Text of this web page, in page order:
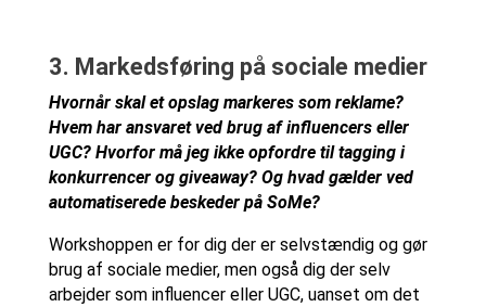
3. Markedsføring på sociale medier
Hvornår skal et opslag markeres som reklame?
Hvem har ansvaret ved brug af influencers eller
UGC? Hvorfor må jeg ikke opfordre til tagging i
konkurrencer og giveaway? Og hvad gælder ved
automatiserede beskeder på SoMe?
Workshoppen er for dig der er selvstændig og gør
brug af sociale medier, men også dig der selv
arbejder som influencer eller UGC, uanset om det